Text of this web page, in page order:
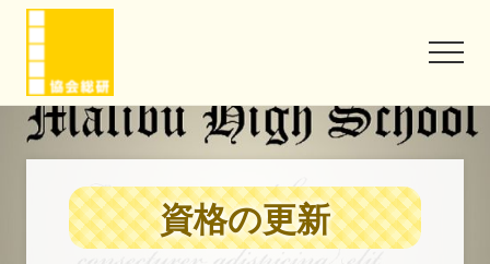
Menu
Skip
main
content
Skip
footer
協
会
と
資格の更新